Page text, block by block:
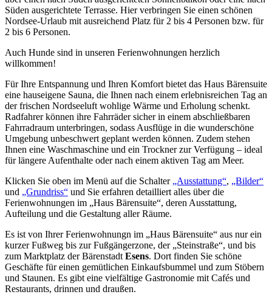
Süden ausgerichtete Terrasse. Hier verbringen Sie einen schönen
Nordsee-Urlaub mit ausreichend Platz für 2 bis 4 Personen bzw. für
2 bis 6 Personen.
Auch Hunde sind in unseren Ferienwohnungen herzlich
willkommen!
Für Ihre Entspannung und Ihren Komfort bietet das Haus Bärensuite
eine hauseigene Sauna, die Ihnen nach einem erlebnisreichen Tag an
der frischen Nordseeluft wohlige Wärme und Erholung schenkt.
Radfahrer können ihre Fahrräder sicher in einem abschließbaren
Fahrradraum unterbringen, sodass Ausflüge in die wunderschöne
Umgebung unbeschwert geplant werden können. Zudem stehen
Ihnen eine Waschmaschine und ein Trockner zur Verfügung – ideal
für längere Aufenthalte oder nach einem aktiven Tag am Meer.
Klicken Sie oben im Menü auf die Schalter „Ausstattung“, „Bilder“
und „Grundriss“ und Sie erfahren detailliert alles über die
Ferienwohnungen im „Haus Bärensuite“, deren Ausstattung,
Aufteilung und die Gestaltung aller Räume.
Es ist von Ihrer Ferienwohnungn im „Haus Bärensuite“ aus nur ein
kurzer Fußweg bis zur Fußgängerzone, der „Steinstraße“, und bis
zum Marktplatz der Bärenstadt Esens. Dort finden Sie schöne
Geschäfte für einen gemütlichen Einkaufsbummel und zum Stöbern
und Staunen. Es gibt eine vielfältige Gastronomie mit Cafés und
Restaurants, drinnen und draußen.